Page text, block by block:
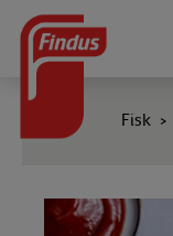
Fisk >